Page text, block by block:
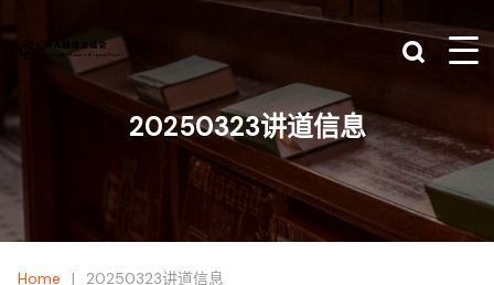
20250323讲道信息
Home | 20250323讲道信息